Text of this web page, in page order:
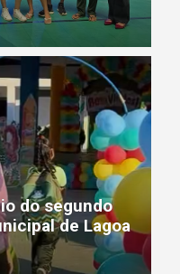
fortalece
do Piauí
do segundo
de Lagoa